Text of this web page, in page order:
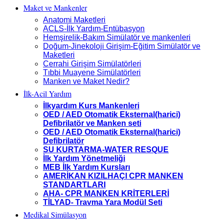
Maket ve Mankenler
Anatomi Maketleri
ACLS-İlk Yardım-Entübasyon
Hemşirelik-Bakım Simülatör ve mankenleri
Doğum-Jinekoloji Girişim-Eğitim Simülatör ve
Maketleri
Cerrahi Girişim Simülatörleri
Tıbbi Muayene Simülatörleri
Manken ve Maket Nedir?
İlk-Acil Yardım
İlkyardım Kurs Mankenleri
OED / AED Otomatik Eksternal(harici)
Defibrilatör ve Manken seti
OED / AED Otomatik Eksternal(harici)
Defibrilatör
SU KURTARMA-WATER RESQUE
İlk Yardım Yönetmeliği
MEB İlk Yardım Kursları
AMERİKAN KIZILHAÇI CPR MANKEN
STANDARTLARI
AHA- CPR MANKEN KRİTERLERİ
TİLYAD- Travma Yara Modül Seti
Medikal Simülasyon